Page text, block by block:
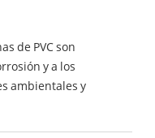
de PVC son
y a los
ambientales y